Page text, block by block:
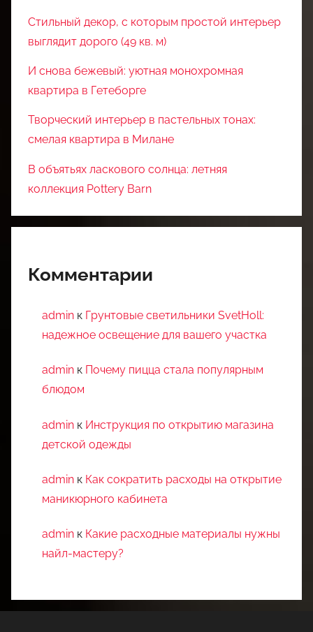
Стильный декор, с которым простой интерьер
выглядит дорого (49 кв. м)
И снова бежевый: уютная монохромная
квартира в Гетеборге
Творческий интерьер в пастельных тонах:
смелая квартира в Милане
В объятьях ласкового солнца: летняя
коллекция Pottery Barn
Комментарии
admin к Грунтовые светильники SvetHoll:
надежное освещение для вашего участка
admin к Почему пицца стала популярным
блюдом
admin к Инструкция по открытию магазина
детской одежды
admin к Как сократить расходы на открытие
маникюрного кабинета
admin к Какие расходные материалы нужны
найл-мастеру?